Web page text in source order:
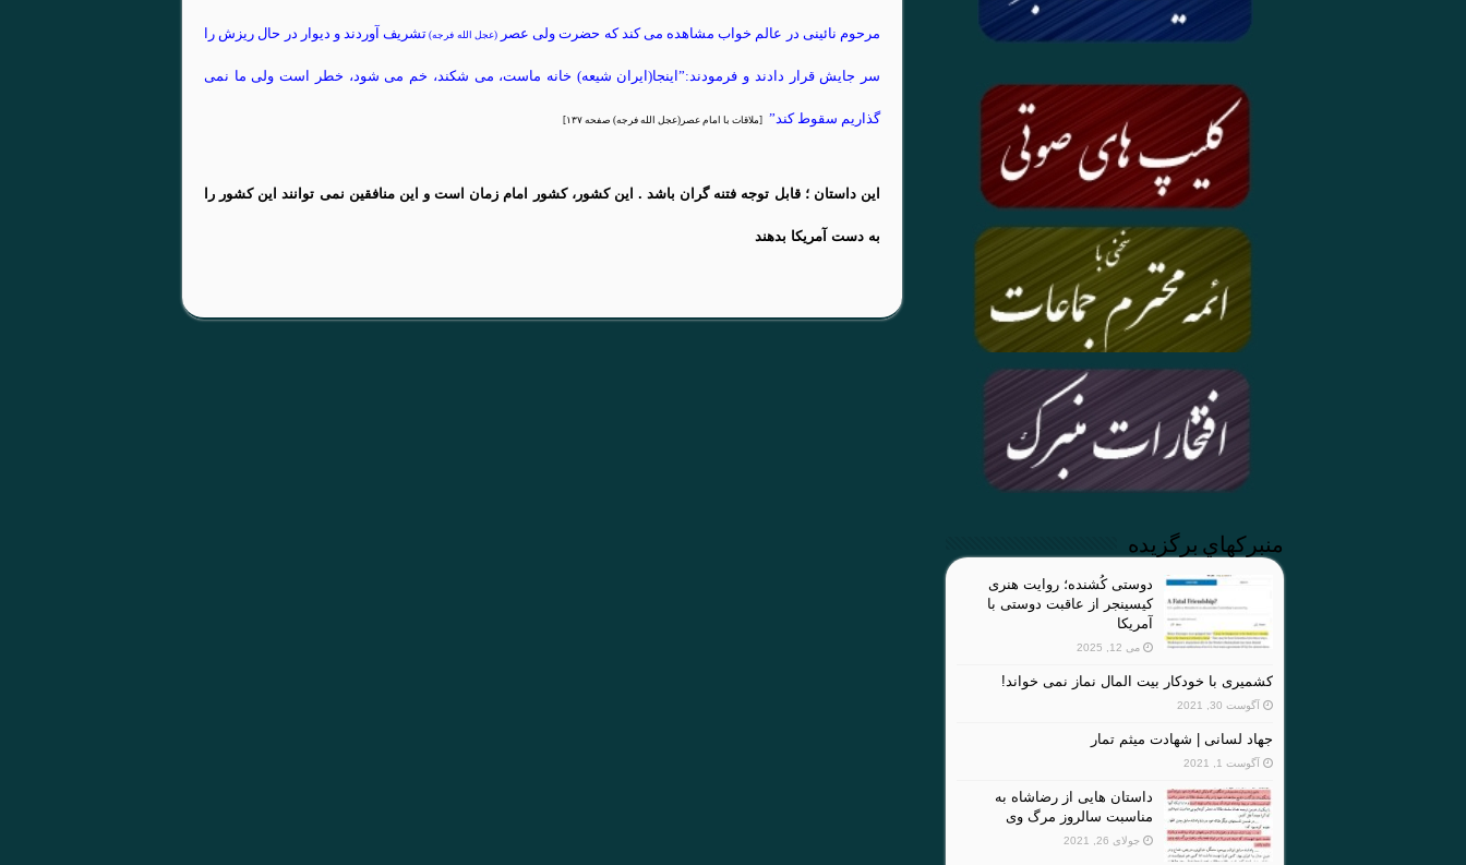
مرحوم نائینی در عالم خواب مشاهده می کند که حضرت ولی عصر(عجل الله فرجه) تشریف آوردند و دیوار در حال ریزش را
سر جایش قرار دادند و فرمودند:”اینجا(ایران شیعه) خانه ماست، می شکند، خم می شود، خطر است ولی ما نمی
گذاریم سقوط کند” [ملاقات با امام عصر(عجل الله فرجه) صفحه ۱۳۷]
این داستان ؛ قابل توجه فتنه گران باشد . این کشور، کشور امام زمان است و این منافقین نمی توانند این کشور را
به دست آمریکا بدهند
منبركهاي برگزيده
دوستی کُشنده؛ روایت هنری
کیسینجر از عاقبت دوستی با
آمریکا
می 12, 2025
کشمیری با خودکار بیت المال نماز نمی خواند!
آگوست 30, 2021
جهاد لسانی | شهادت میثم تمار
آگوست 1, 2021
داستان هایی از رضاشاه به
مناسبت سالروز مرگ وی
جولای 26, 2021